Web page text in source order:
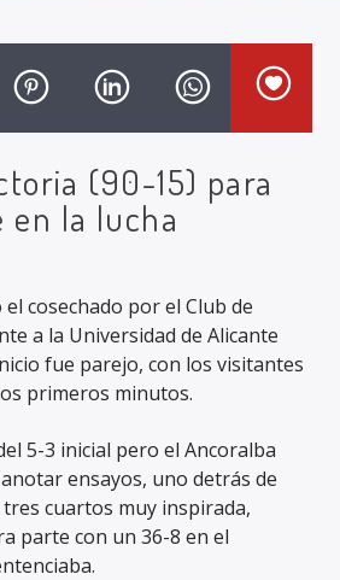
(90-15) para
en la lucha
cosechado por el Club de
a la Universidad de Alicante
fue parejo, con los visitantes
primeros minutos.
5-3 inicial pero el Ancoralba
ensayos, uno detrás de
cuartos muy inspirada,
parte con un 36-8 en el